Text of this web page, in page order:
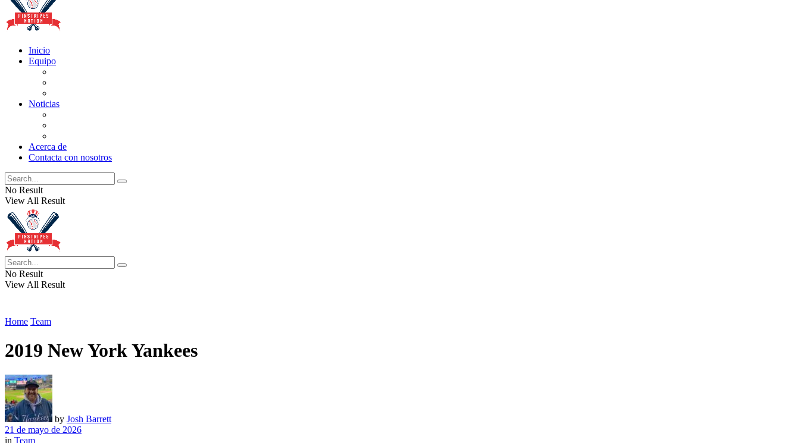
Inicio
Equipo
Noticias
Acerca de
Contacta con nosotros
No Result
View All Result
No Result
View All Result
Home Team
2019 New York Yankees
by Josh Barrett
21 de mayo de 2026
in Team